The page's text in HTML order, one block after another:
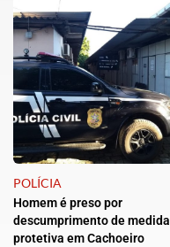
POLÍCIA
Homem é preso por
descumprimento de medida
protetiva em Cachoeiro